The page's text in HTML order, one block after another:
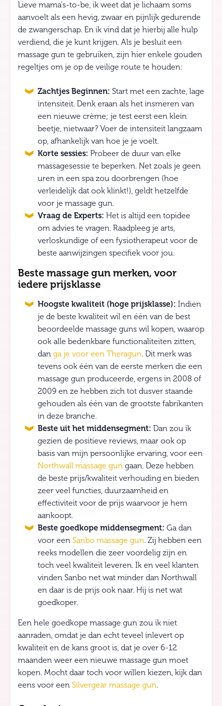
Lieve mama's-to-be, ik weet dat je lichaam soms
aanvoelt als een hevig, zwaar en pijnlijk gedurende
de zwangerschap. En ik vind dat je hierbij alle hulp
verdiend, die je kunt krijgen. Als je besluit een
massage gun te gebruiken, zijn hier enkele gouden
regeltjes om je op de veilige route te houden:
Zachtjes Beginnen: Start met een zachte, lage
intensiteit. Denk eraan als het insmeren van
een nieuwe crème; je test eerst een klein
beetje, nietwaar? Voer de intensiteit langzaam
op, afhankelijk van hoe je je voelt.
Korte sessies: Probeer de duur van elke
massagesessie te beperken. Net zoals je geen
uren in een spa zou doorbrengen (hoe
verleidelijk dat ook klinkt!), geldt hetzelfde
voor je massage gun.
Vraag de Experts: Het is altijd een topidee
om advies te vragen. Raadpleeg je arts,
verloskundige of een fysiotherapeut voor de
beste aanwijzingen specifiek voor jou.
Beste massage gun merken, voor
iedere prijsklasse
Hoogste kwaliteit (hoge prijsklasse): Indien
je de beste kwaliteit wil en één van de best
beoordeelde massage guns wil kopen, waarop
ook alle bedenkbare functionaliteiten zitten,
dan ga je voor een Theragun. Dit merk was
tevens ook één van de eerste merken die een
massage gun produceerde, ergens in 2008 of
2009 en ze hebben zich tot dusver staande
gehouden als één van de grootste fabrikanten
in deze branche.
Beste uit het middensegment: Dan zou ik
gezien de positieve reviews, maar ook op
basis van mijn persoonlijke ervaring, voor een
Northwall massage gun gaan. Deze hebben
de beste prijs/kwaliteit verhouding en bieden
zeer veel functies, duurzaamheid en
effectiviteit voor de prijs waarvoor je hem
aankoopt.
Beste goedkope middensegment: Ga dan
voor een Sanbo massage gun. Zij hebben een
reeks modellen die zeer voordelig zijn en
toch veel kwaliteit leveren. Ik en veel klanten
vinden Sanbo net wat minder dan Northwall
en daar is de prijs ook naar. Hij is net wat
goedkoper.
Een hele goedkope massage gun zou ik niet
aanraden, omdat je dan echt teveel inlevert op
kwaliteit en de kans groot is, dat je over 6-12
maanden weer een nieuwe massage gun moet
kopen. Mocht daar toch voor willen kiezen, kijk dan
eens voor een Silvergear massage gun.